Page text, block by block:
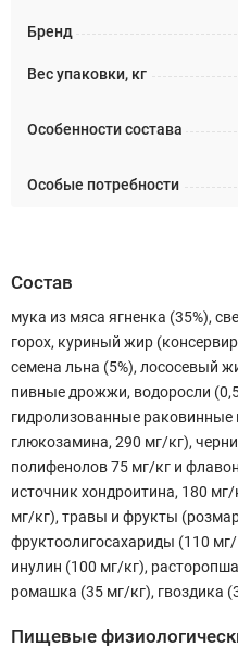
Бренд
Вес упаковки, кг
Особенности состава
Особые потребности
Состав
мука из мяса ягненка (35%),
горох, куриный жир
семена льна (5%), лососевый
пивные дрожжи, водоросли
гидролизованные раковинные
глюкозамина, 290 мг/кг),
полифенолов 75 мг/кг и
источник хондроитина, 180
мг/кг), травы и фрукты
фруктоолигосахариды (110
инулин (100 мг/кг),
ромашка (35 мг/кг), гвоздика
Пищевые